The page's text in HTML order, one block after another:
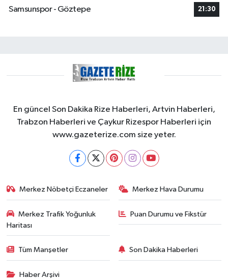
Samsunspor - Göztepe
21:30
En güncel Son Dakika Rize Haberleri, Artvin Haberleri,
Trabzon Haberleri ve Çaykur Rizespor Haberleri için
www.gazeterize.com size yeter.
Merkez Nöbetçi Eczaneler Merkez Hava Durumu
Merkez Trafik Yoğunluk
Haritası
Puan Durumu ve Fikstür
Tüm Manşetler Son Dakika Haberleri
Haber Arşivi